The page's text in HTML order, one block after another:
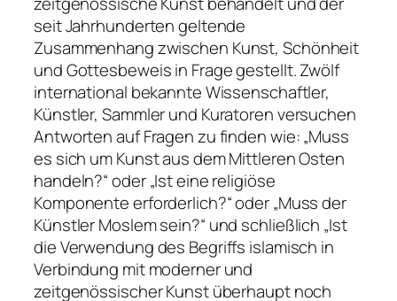
seit Jahrhunderten geltende
Zusammenhang zwischen Kunst, Schönheit
und Gottesbeweis in Frage gestellt. Zwölf
international bekannte Wissenschaftler,
Künstler, Sammler und Kuratoren versuchen
Antworten auf Fragen zu finden wie: „Muss
es sich um Kunst aus dem Mittleren Osten
handeln?“ oder „Ist eine religiöse
Komponente erforderlich?“ oder „Muss der
Künstler Moslem sein?“ und schließlich „Ist
die Verwendung des Begriffs islamisch in
Verbindung mit moderner und
zeitgenössischer Kunst überhaupt noch